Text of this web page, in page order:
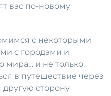
вас по-новому
с некоторыми
с городами и
мира… и не только.
в путешествие через
другую сторону